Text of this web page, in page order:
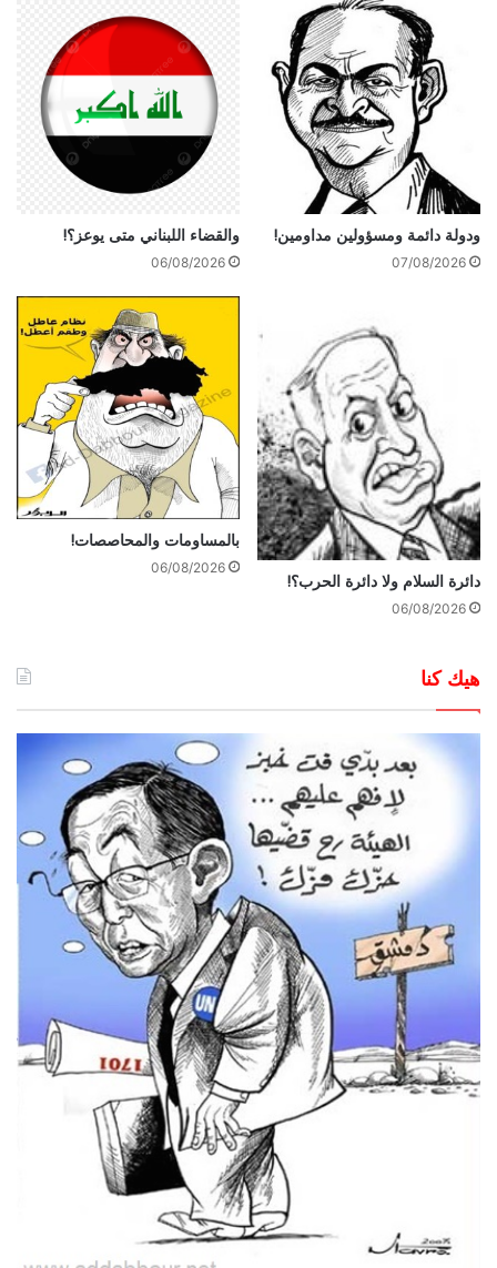
ودولة دائمة ومسؤولين مداومين!
07/08/2026
والقضاء اللبناني متى يوعز؟!
06/08/2026
دائرة السلام ولا دائرة الحرب؟!
06/08/2026
بالمساومات والمحاصصات!
06/08/2026
هيك كنا